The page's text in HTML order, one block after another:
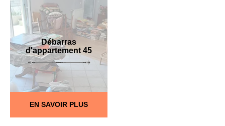
Débarras
d'appartement 45
EN SAVOIR PLUS